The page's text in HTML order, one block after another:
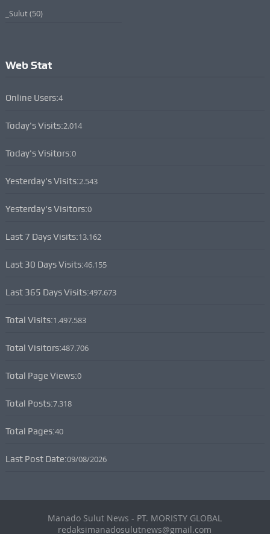
_Sulut(50)
Web Stat
Online Users:4
Today's Visits:2.014
Today's Visitors:0
Yesterday's Visits:2.543
Yesterday's Visitors:0
Last 7 Days Visits:13.162
Last 30 Days Visits:46.155
Last 365 Days Visits:497.673
Total Visits:1.497.583
Total Visitors:487.706
Total Page Views:0
Total Posts:7.318
Total Pages:40
Last Post Date:09/08/2026
Manado Sulut News - PT. MORISTY GLOBAL
redaksimanadosulutnews@gmail.com